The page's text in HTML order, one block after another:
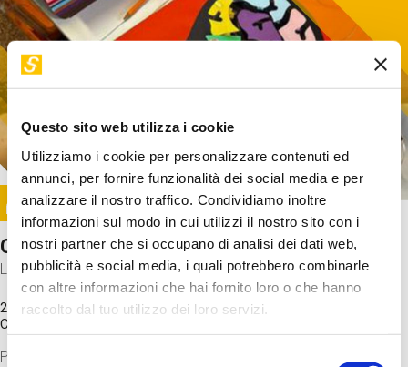
Questo sito web utilizza i cookie
Utilizziamo i cookie per personalizzare contenuti ed
annunci, per fornire funzionalità dei social media e per
analizzare il nostro traffico. Condividiamo inoltre
informazioni sul modo in cui utilizzi il nostro sito con i
nostri partner che si occupano di analisi dei dati web,
pubblicità e social media, i quali potrebbero combinarle
con altre informazioni che hai fornito loro o che hanno
raccolto dal tuo utilizzo dei loro servizi.
Selezione
Image
SUNDAY@STEP
Come funziona il cervello?
Laboratorio
20 Set 2026 / 11:15 - 13:00
Costo
Proveremo a costruire un cervello in cartoncino cercando di